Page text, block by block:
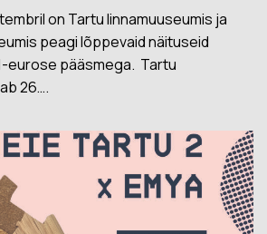
on Tartu linnamuuseumis ja
peagi lõppevaid näituseid
eurose pääsmega. Tartu
26….